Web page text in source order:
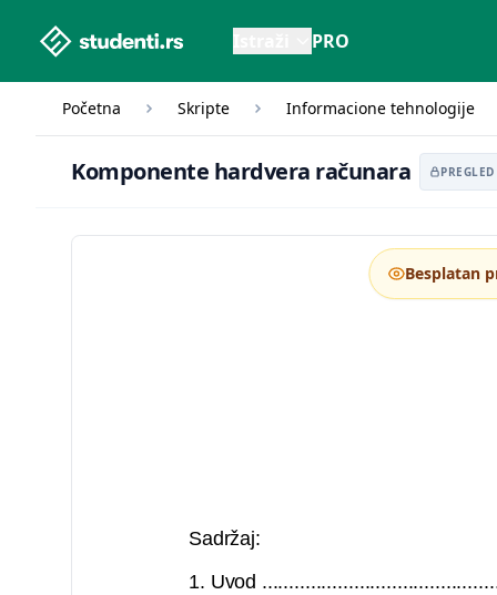
studenti.rs home page PRO
Početna Skripte Informacione tehnologije
Komponente hardvera računara PREGLED
Sadržaj:
1. Uvod
Besplatan